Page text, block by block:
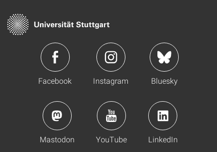
Facebook Instagram Bluesky
Mastodon YouTube LinkedIn